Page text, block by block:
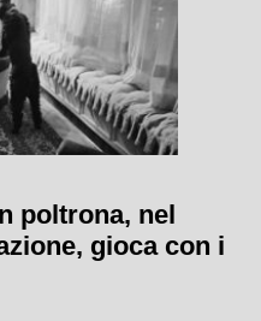
poltrona, nel
gioca con i